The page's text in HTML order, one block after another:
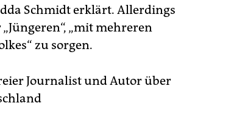
Schmidt erklärt. Allerdings
„mit mehreren
zu sorgen.
Journalist und Autor über